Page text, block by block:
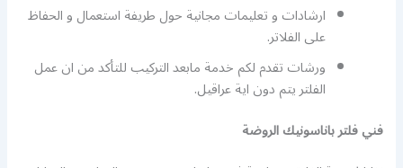
ارشادات و تعليمات مجانية حول طريفة استعمال و الحفاظ
على الفلاتر.
ورشات تقدم لكم خدمة مابعد التركيب للتأكد من ان عمل
الفلتر يتم دون اية عراقيل.
فني فلتر باناسونيك الروضة